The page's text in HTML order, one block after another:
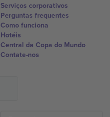
Serviços corporativos
Perguntas frequentes
Como funciona
Hotéis
Central da Copa do Mundo
Contate-nos